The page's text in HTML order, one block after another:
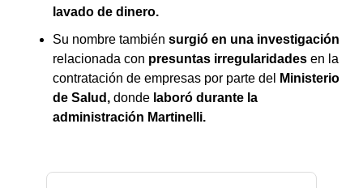
lavado de dinero.
Su nombre también surgió en una investigación
relacionada con presuntas irregularidades en la
contratación de empresas por parte del
Ministerio
de Salud, donde laboró durante la
administración Martinelli.